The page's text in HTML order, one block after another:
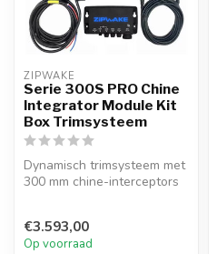
ZIPWAKE
Serie 300S PRO Chine
Integrator Module Kit
Box Trimsysteem
Dynamisch trimsysteem met
300 mm chine-interceptors
€3.593,00
Op voorraad